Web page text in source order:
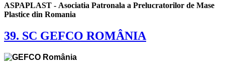
ASPAPLAST - Asociatia Patronala a Prelucratorilor de Mase
Plastice din Romania
39. SC GEFCO ROMÂNIA